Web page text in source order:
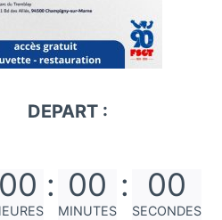
DEPART :
00 : 00
MINUTES
: 00
SECONDES